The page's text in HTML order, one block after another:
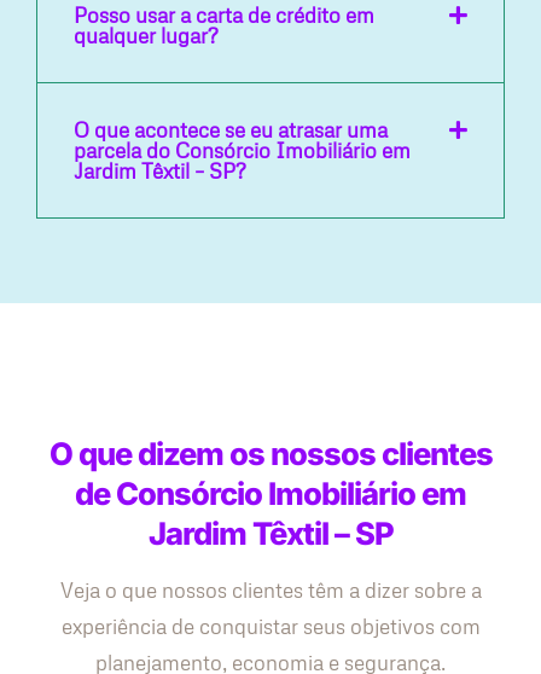
Posso usar a carta de crédito em
qualquer lugar?
O que acontece se eu atrasar uma
parcela do Consórcio Imobiliário em
Jardim Têxtil – SP?
O que dizem os nossos clientes
de Consórcio Imobiliário em
Jardim Têxtil – SP
Veja o que nossos clientes têm a dizer sobre a
experiência de conquistar seus objetivos com
planejamento, economia e segurança.